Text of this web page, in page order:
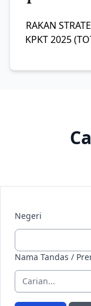
RAKAN
KPKT 2025
Negeri
Nama Tandas /